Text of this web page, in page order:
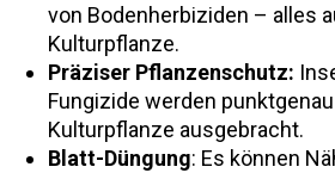
von Bodenherbiziden – alles
Kulturpflanze.
Präziser Pflanzenschutz:
Fungizide werden
Kulturpflanze ausgebracht.
Blatt-Düngung: Es können